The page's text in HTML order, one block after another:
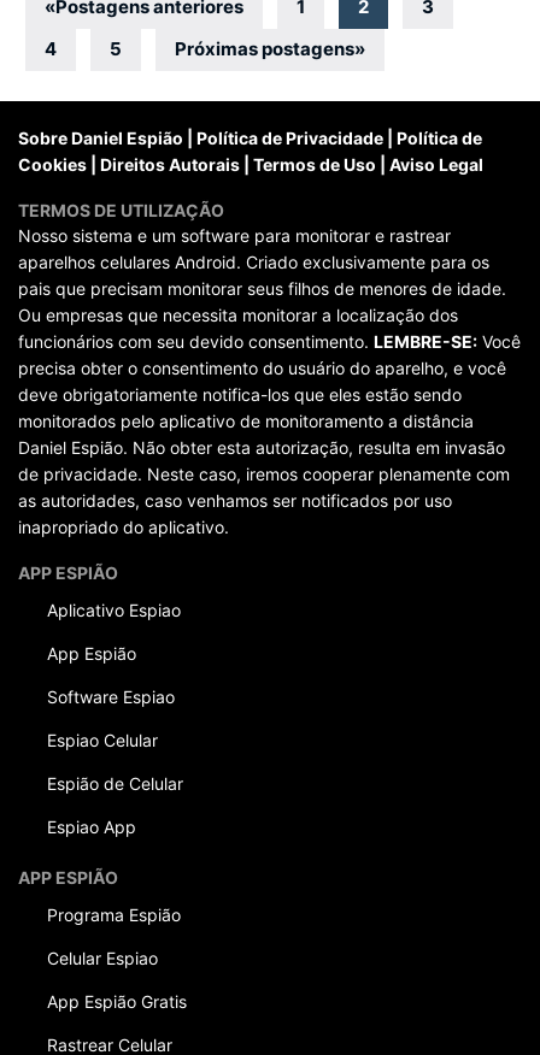
por
posts
«Postagens anteriores 1 2
3
4
5 Próximas postagens»
Sobre Daniel Espião Política de Privacidade
Política de
Cookies
Direitos Autorais Termos de Uso Aviso Legal
TERMOS DE UTILIZAÇÃO
Nosso sistema e um software para monitorar e rastrear
aparelhos celulares Android. Criado exclusivamente para os
pais que precisam monitorar seus filhos de menores de idade.
Ou empresas que necessita monitorar a localização dos
funcionários com seu devido consentimento. LEMBRE-SE: Você
precisa obter o consentimento do usuário do aparelho, e você
deve obrigatoriamente notifica-los que eles estão sendo
monitorados pelo aplicativo de monitoramento a distância
Daniel Espião. Não obter esta autorização, resulta em invasão
de privacidade. Neste caso, iremos cooperar plenamente com
as autoridades, caso venhamos ser notificados por uso
inapropriado do aplicativo.
APP ESPIÃO
Aplicativo Espiao
App Espião
Software Espiao
Espiao Celular
Espião de Celular
Espiao App
APP ESPIÃO
Programa Espião
Celular Espiao
App Espião Gratis
Rastrear Celular